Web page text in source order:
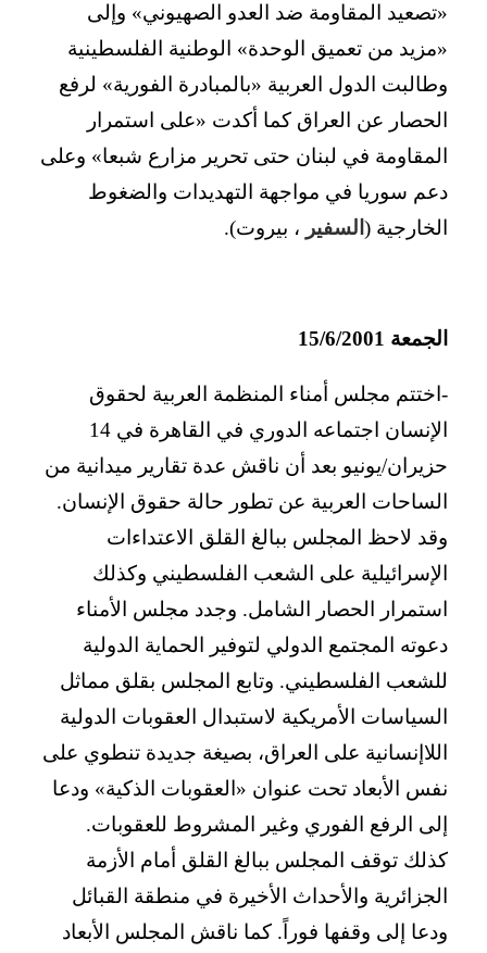
«تصعيد المقاومة ضد العدو الصهيوني» وإلى
«مزيد من تعميق الوحدة» الوطنية الفلسطينية
وطالبت الدول العربية «بالمبادرة الفورية» لرفع
الحصار عن العراق كما أكدت «على استمرار
المقاومة في لبنان حتى تحرير مزارع شبعا» وعلى
دعم سوريا في مواجهة التهديدات والضغوط
الخارجية ( السفير ، بيروت).
الجمعة 15/6/2001
-اختتم مجلس أمناء المنظمة العربية لحقوق
الإنسان اجتماعه الدوري في القاهرة في 14
حزيران/يونيو بعد أن ناقش عدة تقارير ميدانية من
الساحات العربية عن تطور حالة حقوق الإنسان.
وقد لاحظ المجلس ببالغ القلق الاعتداءات
الإسرائيلية على الشعب الفلسطيني وكذلك
استمرار الحصار الشامل. وجدد مجلس الأمناء
دعوته المجتمع الدولي لتوفير الحماية الدولية
للشعب الفلسطيني. وتابع المجلس بقلق مماثل
السياسات الأمريكية لاستبدال العقوبات الدولية
اللاإنسانية على العراق، بصيغة جديدة تنطوي على
نفس الأبعاد تحت عنوان «العقوبات الذكية» ودعا
إلى الرفع الفوري وغير المشروط للعقوبات.
كذلك توقف المجلس ببالغ القلق أمام الأزمة
الجزائرية والأحداث الأخيرة في منطقة القبائل
ودعا إلى وقفها فوراً. كما ناقش المجلس الأبعاد